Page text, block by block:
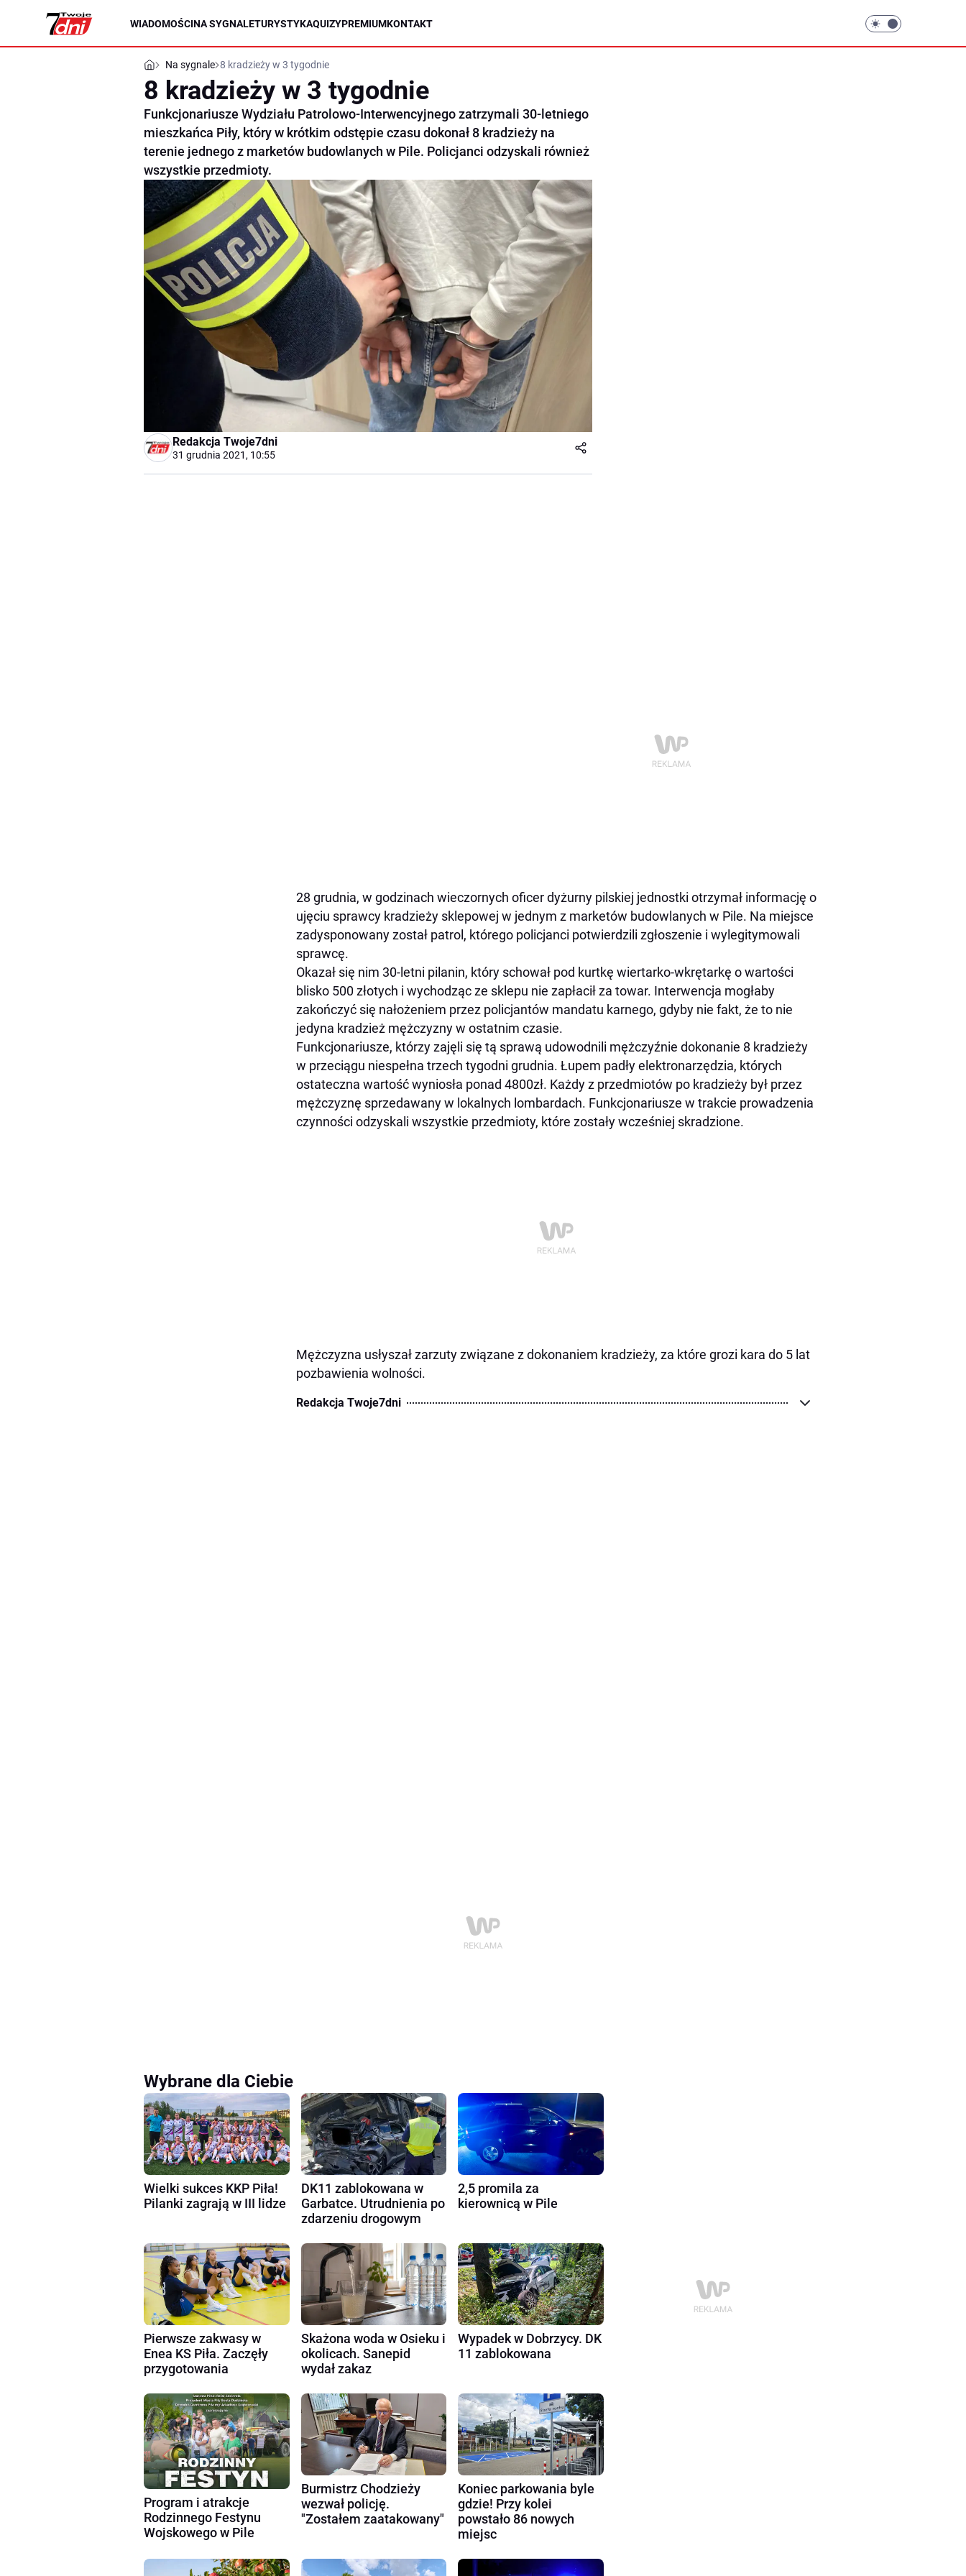
WIADOMOŚCINA SYGNALETURYSTYKAQUIZYPREMIUMKONTAKT
Na sygnale 8 kradzieży w 3 tygodnie
8 kradzieży w 3 tygodnie
Funkcjonariusze Wydziału Patrolowo-Interwencyjnego zatrzymali 30-letniego
mieszkańca Piły, który w krótkim odstępie czasu dokonał 8 kradzieży na
terenie jednego z marketów budowlanych w Pile. Policjanci odzyskali również
wszystkie przedmioty.
Redakcja Twoje7dni
31 grudnia 2021, 10:55
28 grudnia, w godzinach wieczornych oficer dyżurny pilskiej jednostki otrzymał informację o
ujęciu sprawcy kradzieży sklepowej w jednym z marketów budowlanych w Pile. Na miejsce
zadysponowany został patrol, którego policjanci potwierdzili zgłoszenie i wylegitymowali
sprawcę.
Okazał się nim 30-letni pilanin, który schował pod kurtkę wiertarko-wkrętarkę o wartości
blisko 500 złotych i wychodząc ze sklepu nie zapłacił za towar. Interwencja mogłaby
zakończyć się nałożeniem przez policjantów mandatu karnego, gdyby nie fakt, że to nie
jedyna kradzież mężczyzny w ostatnim czasie.
Funkcjonariusze, którzy zajęli się tą sprawą udowodnili mężczyźnie dokonanie 8 kradzieży
w przeciągu niespełna trzech tygodni grudnia. Łupem padły elektronarzędzia, których
ostateczna wartość wyniosła ponad 4800zł. Każdy z przedmiotów po kradzieży był przez
mężczyznę sprzedawany w lokalnych lombardach. Funkcjonariusze w trakcie prowadzenia
czynności odzyskali wszystkie przedmioty, które zostały wcześniej skradzione.
Mężczyzna usłyszał zarzuty związane z dokonaniem kradzieży, za które grozi kara do 5 lat
pozbawienia wolności.
Redakcja Twoje7dni
Wybrane dla Ciebie
Wielki sukces KKP Piła!
Pilanki zagrają w III lidze
DK11 zablokowana w
Garbatce. Utrudnienia po
zdarzeniu drogowym
2,5 promila za
kierownicą w Pile
Pierwsze zakwasy w
Enea KS Piła. Zaczęły
przygotowania
Skażona woda w Osieku i
okolicach. Sanepid
wydał zakaz
Wypadek w Dobrzycy. DK
11 zablokowana
Program i atrakcje
Rodzinnego Festynu
Wojskowego w Pile
Burmistrz Chodzieży
wezwał policję.
"Zostałem zaatakowany"
Koniec parkowania byle
gdzie! Przy kolei
powstało 86 nowych
miejsc